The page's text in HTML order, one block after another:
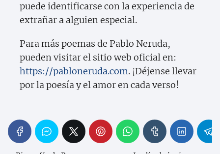
puede identificarse con la experiencia de
extrañar a alguien especial.
Para más poemas de Pablo Neruda,
pueden visitar el sitio web oficial en:
https://pabloneruda.com. ¡Déjense llevar
por la poesía y el amor en cada verso!